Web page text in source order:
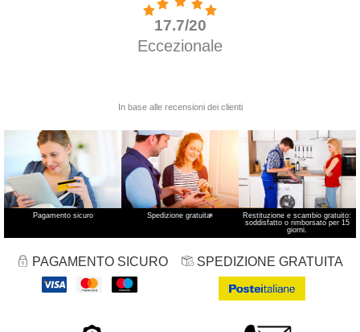
Pagamento sicuro Spedizione gratuita*
Restituzione e scambio gratuito:
soddisfatto o rimborsato per 15
giorni.
PAGAMENTO SICURO SPEDIZIONE GRATUITA